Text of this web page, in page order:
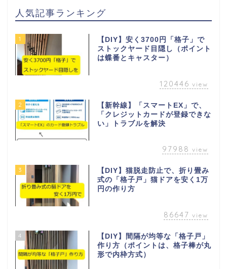
人気記事ランキング
1
【DIY】安く3700円「格子」で
ストックヤード目隠し（ポイント
は蝶番とキャスター）
120446 view
2
【新幹線】「スマートEX」で、
「クレジットカードが登録できな
い」トラブルを解決
97988 view
3
【DIY】猫脱走防止で、折り畳み
式の「格子戸」猫ドアを安く1万
円の作り方
86647 view
4
【DIY】間隔が均等な「格子戸」
作り方（ポイントは、格子棒が丸
形で内枠方式）